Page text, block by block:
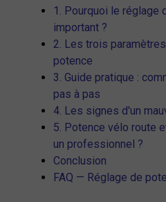
1. Pourquoi le réglage
important ?
2. Les trois
potence
3. Guide pratique :
pas à pas
4. Les signes d'un
5. Potence vélo route
un professionnel ?
Conclusion
FAQ — Réglage de